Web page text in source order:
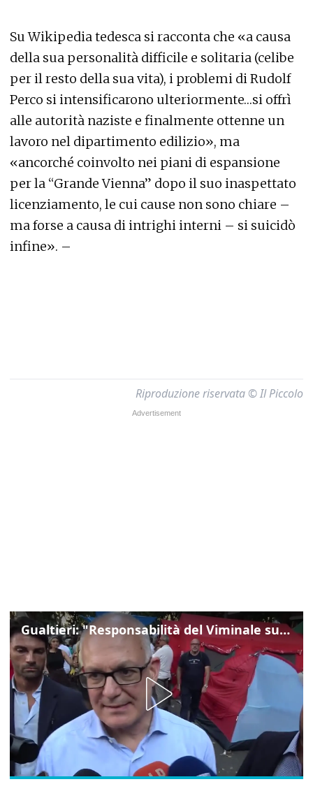
Su Wikipedia tedesca si racconta che «a causa
della sua personalità difficile e solitaria (celibe
per il resto della sua vita), i problemi di Rudolf
Perco si intensificarono ulteriormente…si offrì
alle autorità naziste e finalmente ottenne un
lavoro nel dipartimento edilizio», ma
«ancorché coinvolto nei piani di espansione
per la “Grande Vienna” dopo il suo inaspettato
licenziamento, le cui cause non sono chiare –
ma forse a causa di intrighi interni – si suicidò
infine». –
Riproduzione riservata © Il Piccolo
Gualtieri: "Responsabilità del Viminale su Spin Time? La posizione dei partiti è nota"